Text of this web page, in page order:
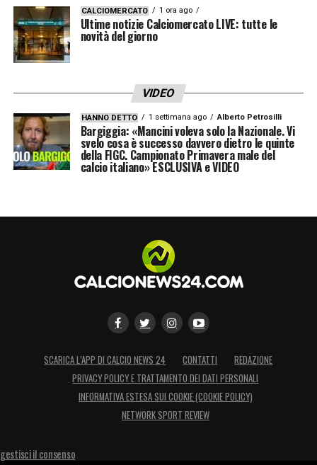
CALCIOMERCATO 1 ora ago
Ultime notizie Calciomercato LIVE: tutte le
novità del giorno
VIDEO
HANNO DETTO 1 settimana ago Alberto Petrosilli
Bargiggia: «Mancini voleva solo la Nazionale. Vi
svelo cosa è successo davvero dietro le quinte
della FIGC. Campionato Primavera male del
calcio italiano» ESCLUSIVA e VIDEO
SCARICA L’APP DI CALCIO NEWS 24 CONTATTI
REDAZIONE
PRIVACY POLICY E TRATTAMENTO DEI DATI PERSONALI
INFORMATIVA ESTESA SUI COOKIE (COOKIE POLICY)
NETWORK SPORT REVIEW
gestisci il consenso